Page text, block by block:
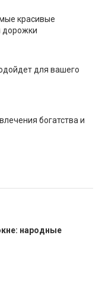
красивые
дорожки
для вашего
богатства и
народные